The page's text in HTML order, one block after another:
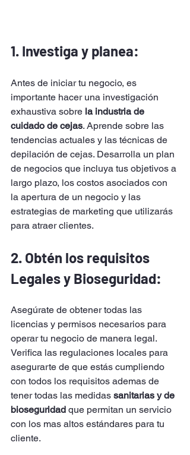
1. Investiga y planea:
Antes de iniciar tu negocio, es
importante hacer una investigación
exhaustiva sobre la industria de
cuidado de cejas. Aprende sobre las
tendencias actuales y las técnicas de
depilación de cejas. Desarrolla un plan
de negocios que incluya tus objetivos a
largo plazo, los costos asociados con
la apertura de un negocio y las
estrategias de marketing que utilizarás
para atraer clientes.
2. Obtén los requisitos
Legales y Bioseguridad:
Asegúrate de obtener todas las
licencias y permisos necesarios para
operar tu negocio de manera legal.
Verifica las regulaciones locales para
asegurarte de que estás cumpliendo
con todos los requisitos ademas de
tener todas las medidas sanitarias y de
bioseguridad que permitan un servicio
con los mas altos estándares para tu
cliente.